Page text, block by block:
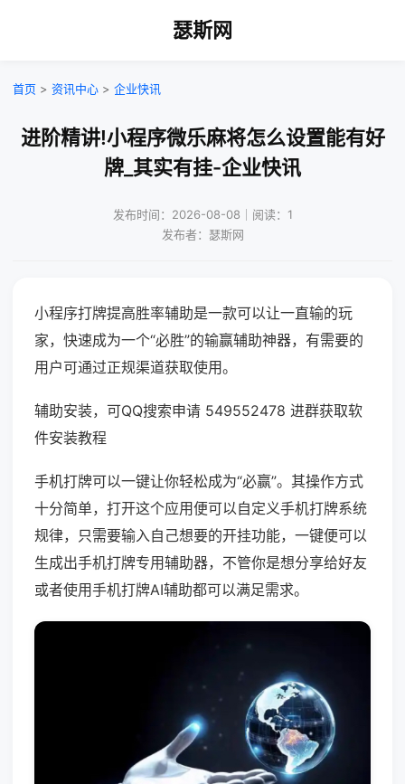
瑟斯网
首页 > 资讯中心 > 企业快讯
进阶精讲!小程序微乐麻将怎么设置能有好
牌_其实有挂-企业快讯
发布时间：2026-08-08｜阅读：1
发布者：瑟斯网
小程序打牌提高胜率辅助是一款可以让一直输的玩
家，快速成为一个“必胜”的输赢辅助神器，有需要的
用户可通过正规渠道获取使用。
辅助安装，可QQ搜索申请 549552478 进群获取软
件安装教程
手机打牌可以一键让你轻松成为“必赢”。其操作方式
十分简单，打开这个应用便可以自定义手机打牌系统
规律，只需要输入自己想要的开挂功能，一键便可以
生成出手机打牌专用辅助器，不管你是想分享给好友
或者使用手机打牌AI辅助都可以满足需求。